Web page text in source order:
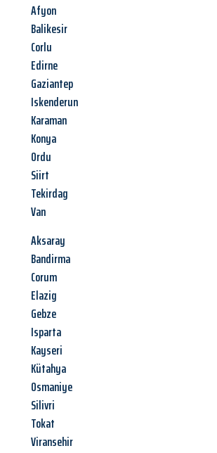
Afyon
Balikesir
Corlu
Edirne
Gaziantep
Iskenderun
Karaman
Konya
Ordu
Siirt
Tekirdag
Van
Aksaray
Bandirma
Corum
Elazig
Gebze
Isparta
Kayseri
Kütahya
Osmaniye
Silivri
Tokat
Viransehir